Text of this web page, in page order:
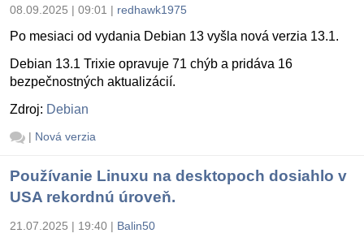
08.09.2025 | 09:01 | redhawk1975
Po mesiaci od vydania Debian 13 vyšla nová verzia 13.1.
Debian 13.1 Trixie opravuje 71 chýb a pridáva 16
bezpečnostných aktualizácií.
Zdroj: Debian
| Nová verzia
Používanie Linuxu na desktopoch dosiahlo v
USA rekordnú úroveň.
21.07.2025 | 19:40 | Balin50